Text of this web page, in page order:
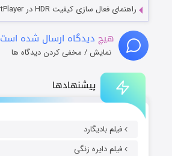
پیشنهادها
فیلم بادیگارد
فیلم دایره زنگی
راهنمای فعال سازی کیفیت HDR در PotPlayer
هیچ دیدگاه ارسال شده است
نمایش / مخفی کردن دیدگاه ها